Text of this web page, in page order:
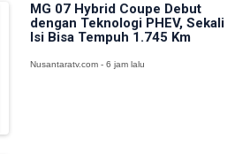
MG 07 Hybrid Coupe Debut
dengan Teknologi PHEV, Sekali
Isi Bisa Tempuh 1.745 Km
Nusantaratv.com - 6 jam lalu